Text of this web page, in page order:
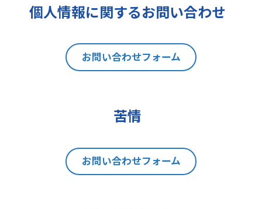
ご提出頂く個人情報について、開示
利を有します。
(1)取扱いの制限を要求する権利
(4)同意を撤回する権利
(5)GDPRの監督機関に不服を申し立
8 個人情報提出の任意性及び当該
情報を与えなかった場合に本人に生
個人情報に関するお問い合わせ
お問い合わせフォーム
苦情
お問い合わせフォーム